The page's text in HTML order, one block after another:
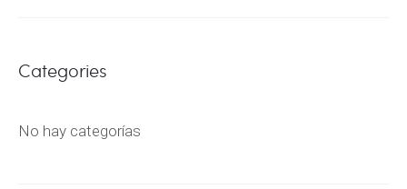
Categories
No hay categorías